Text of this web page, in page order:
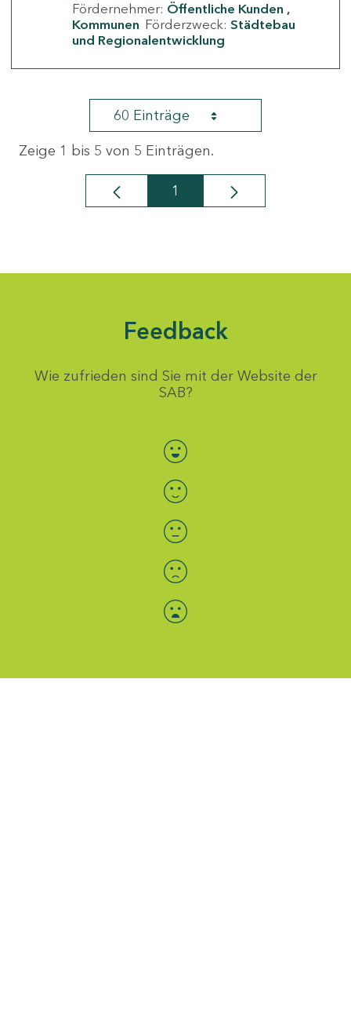
Fördernehmer: Öffentliche Kunden
Kommunen Förderzweck: Städtebau
und Regionalentwicklung
60 Einträge
Zeige 1 bis 5 von 5 Einträgen.
Seite
1
Feedback
Wie zufrieden sind Sie mit der Website der
SAB?
Bewertung auswählen